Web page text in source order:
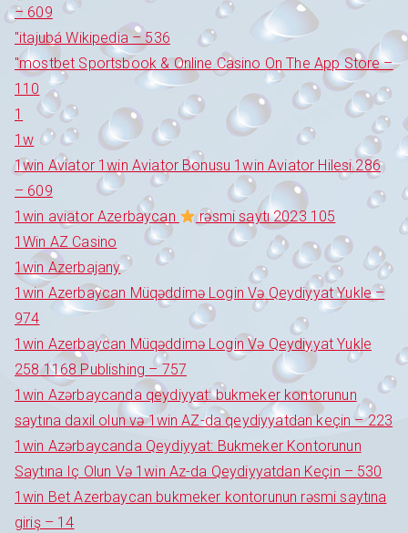
– 609
"itajubá Wikipedia – 536
"‎mostbet Sportsbook & Online Casino On The App Store –
110
1
1w
1win Aviator 1win Aviator Bonusu 1win Aviator Hilesi 286
– 609
1win aviator Azerbaycan
rəsmi saytı 2023 105
1Win AZ Casino
1win Azerbajany
1win Azerbaycan Müqəddimə Login Və Qeydiyyat Yukle –
974
1win Azerbaycan Müqəddimə Login Və Qeydiyyat Yukle
258 1168 Publishing – 757
1win Azərbaycanda qeydiyyat: bukmeker kontorunun
saytına daxil olun və 1win AZ-da qeydiyyatdan keçin – 223
1win Azərbaycanda Qeydiyyat: Bukmeker Kontorunun
Saytına Iç Olun Və 1win Az-da Qeydiyyatdan Keçin – 530
1win Bet Azerbaycan bukmeker kontorunun rəsmi saytına
giriş – 14